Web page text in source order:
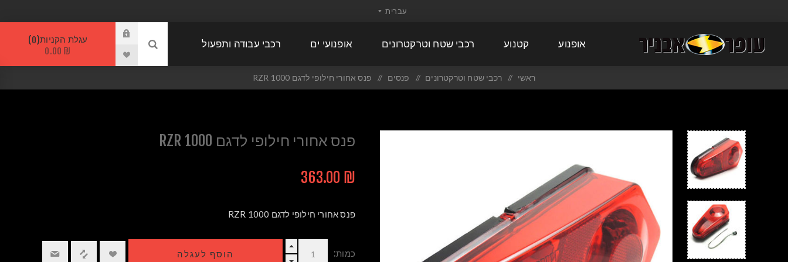
אופנוע קטנוע רכבי שטח וטרקטרונים אופנועי ים רכבי עבודה ותפעול עגלת הקניות 0
₪ 0.00
ראשי / רכבי שטח וטרקטרונים / פנסים / פנס אחורי חילופי לדגם RZR 1000
פנס אחורי חילופי לדגם RZR 1000
₪ 363.00
פנס אחורי חילופי לדגם RZR 1000
כמות: